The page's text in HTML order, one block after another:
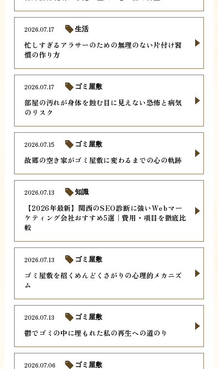
忙しすぎるアラサーのための無理のない片付け習
慣の作り方
2026.07.17 生活
部屋の汚れが身体を蝕む目に見えない恐怖と病気
のリスク
2026.07.17 ゴミ屋敷
故郷の空き家がゴミ屋敷に変わるまでの心の軌跡
2026.07.15 ゴミ屋敷
【2026年最新】関西のSEO診断に強いWebマー
ケティング会社おすすめ5選｜費用・項目を徹底比
較
2026.07.13 知識
ゴミ屋敷を招くめんどくさがりの心理的メカニズ
ム
2026.07.13 ゴミ屋敷
鬱でゴミの中に埋もれた私の再生への道のり
2026.07.13 ゴミ屋敷
2026.07.06 ゴミ屋敷